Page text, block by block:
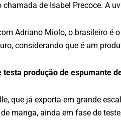
chamada de Isabel Precoce. A
Adriano Miolo, o brasileiro é
considerando que é um
testa produção de espumante
que já exporta em grande
manga, ainda em fase de